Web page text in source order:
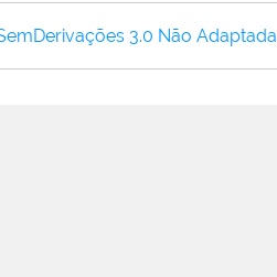
3.0 Não Adaptada